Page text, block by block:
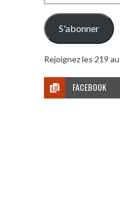
e-
mail
S'abonner
Rejoignez les 219
FACEBOOK